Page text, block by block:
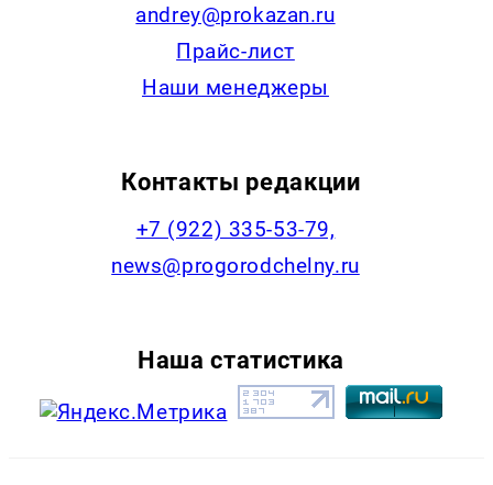
andrey@prokazan.ru
Прайс-лист
Наши менеджеры
Контакты редакции
+7 (922) 335-53-79,
news@progorodchelny.ru
Наша статистика